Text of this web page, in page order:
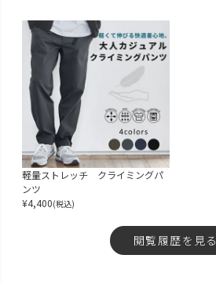
軽量ストレッチ クライミングパ
ンツ
¥4,400(税込)
閲覧履歴を見る